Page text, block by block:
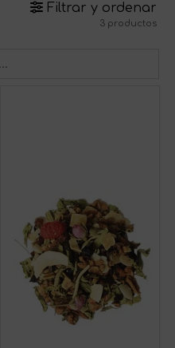
Filtrar y ordenar
3 productos